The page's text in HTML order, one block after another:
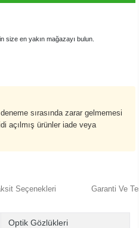
size en yakın mağazayı bulun.
sırasında zarar gelmemesi
açılmış ürünler iade veya
Seçenekleri Garanti Ve
Optik Gözlükleri